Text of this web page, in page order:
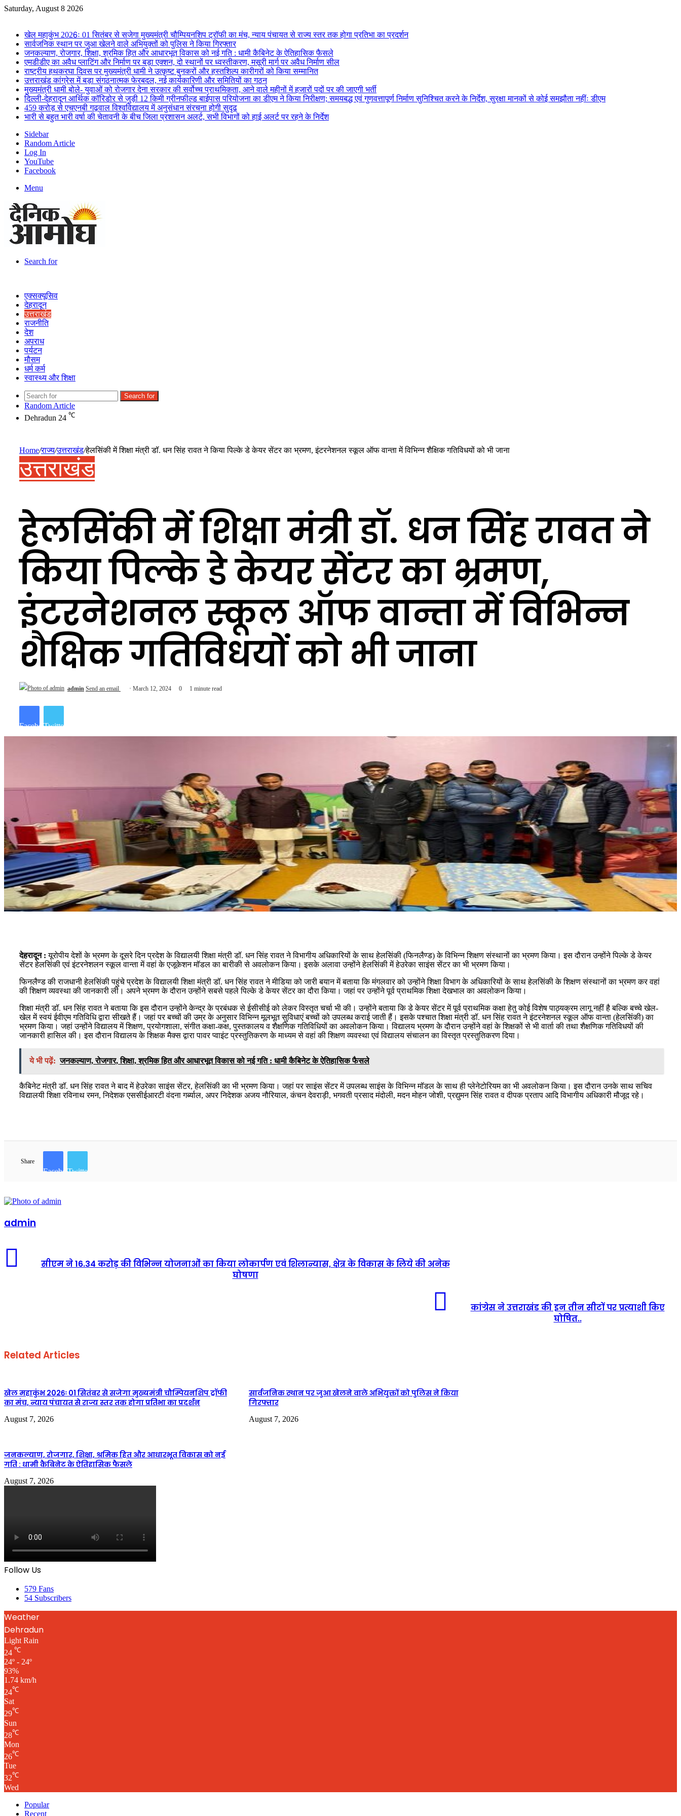
Saturday, August 8 2026
खेल महाकुंभ 2026ः 01 सितंबर से सजेगा मुख्यमंत्री चौम्पियनशिप ट्रॉफी का मंच, न्याय पंचायत से राज्य स्तर तक होगा प्रतिभा का प्रदर्शन
सार्वजनिक स्थान पर जुआ खेलने वाले अभियुक्तों को पुलिस ने किया गिरफ्तार
जनकल्याण, रोजगार, शिक्षा, श्रमिक हित और आधारभूत विकास को नई गति : धामी कैबिनेट के ऐतिहासिक फैसले
एमडीडीए का अवैध प्लाटिंग और निर्माण पर बड़ा एक्शन, दो स्थानों पर ध्वस्तीकरण, मसूरी मार्ग पर अवैध निर्माण सील
राष्ट्रीय हथकरघा दिवस पर मुख्यमंत्री धामी ने उत्कृष्ट बुनकरों और हस्तशिल्प कारीगरों को किया सम्मानित
उत्तराखंड कांग्रेस में बड़ा संगठनात्मक फेरबदल, नई कार्यकारिणी और समितियों का गठन
मुख्यमंत्री धामी बोले- युवाओं को रोजगार देना सरकार की सर्वोच्च प्राथमिकता, आने वाले महीनों में हजारों पदों पर की जाएगी भर्ती
दिल्ली-देहरादून आर्थिक कॉरिडोर से जुड़ी 12 किमी ग्रीनफील्ड बाईपास परियोजना का डीएम ने किया निरीक्षण; समयबद्ध एवं गुणवत्तापूर्ण निर्माण सुनिश्चित करने के निर्देश, सुरक्षा मानकों से कोई समझौता नहींः डीएम
459 करोड़ से एचएनबी गढ़वाल विश्वविद्यालय में अनुसंधान संरचना होगी सुदृढ
भारी से बहुत भारी वर्षा की चेतावनी के बीच जिला प्रशासन अलर्ट, सभी विभागों को हाई अलर्ट पर रहने के निर्देश
Sidebar
Random Article
Log In
YouTube
Facebook
Menu
Search for
एक्सक्यूसिव
देहरादून
उत्तराखंड
राजनीति
देश
अपराध
पर्यटन
मौसम
धर्म कर्म
स्वास्थ्य और शिक्षा
Search for
Random Article
Dehradun 24 ℃
Home/राज्य/उत्तराखंड/हेलसिंकी में शिक्षा मंत्री डॉ. धन सिंह रावत ने किया पिल्के डे केयर सेंटर का भ्रमण, इंटरनेशनल स्कूल ऑफ वान्ता में विभिन्न शैक्षिक गतिविधयों को भी जाना
उत्तराखंड
हेलसिंकी में शिक्षा मंत्री डॉ. धन सिंह रावत ने
किया पिल्के डे केयर सेंटर का भ्रमण,
इंटरनेशनल स्कूल ऑफ वान्ता में विभिन्न
शैक्षिक गतिविधयों को भी जाना
admin Send an email March 12, 2024 0 1 minute read
FacebookTwitter
देहरादून : यूरोपीय देशों के भ्रमण के दूसरे दिन प्रदेश के विद्यालयी शिक्षा मंत्री डॉ. धन सिंह रावत ने विभागीय अधिकारियों के साथ हेलसिंकी (फिनलैण्ड) के विभिन्न शिक्षण संस्थानों का भ्रमण किया। इस दौरान उन्होंने पिल्के डे केयर
सेंटर हेलसिंकी एवं इंटरनेशलन स्कूल वान्ता में वहां के एजूकेशन मॉडल का बारीकी से अवलोकन किया। इसके अलावा उन्होंने हेलसिंकी में हेउरेका साइंस सेंटर का भी भ्रमण किया।
फिनलैण्ड की राजधानी हेलसिंकी पहुंचे प्रदेश के विद्यालयी शिक्षा मंत्री डॉ. धन सिंह रावत ने मीडिया को जारी बयान में बताया कि मंगलवार को उन्होंने शिक्षा विभाग के अधिकारियों के साथ हेलसिंकी के शिक्षण संस्थानों का भ्रमण कर वहां
की शिक्षण व्यवस्था की जानकारी ली। अपने भ्रमण के दौरान उन्होंने सबसे पहले पिल्के डे केयर सेंटर का दौरा किया। जहां पर उन्होंने पूर्व प्राथमिक शिक्षा देखभाल का अवलोकन किया।
शिक्षा मंत्री डॉ. धन सिंह रावत ने बताया कि इस दौरान उन्होंने केन्द्र के प्रबंधक से ईसीसीई को लेकर विस्तृत चर्चा भी की। उन्होंने बताया कि डे केयर सेंटर में पूर्व प्राथमिक कक्षा हेतु कोई विशेष पाठ्यक्रम लागू नहीं है बल्कि बच्चे खेल-
खेल में स्वयं ईवीएम गतिविधि द्वारा सीखते हैं। जहां पर बच्चों की उम्र के अनुसार विभिन्न मूलभूत सुविधाएं बच्चों को उपलब्ध कराई जाती हैं। इसके पश्चात शिक्षा मंत्री डॉ. धन सिंह रावत ने इंटरनेशनल स्कूल ऑफ वान्ता (हेलसिंकी) का
भ्रमण किया। जहां उन्होंने विद्यालय में शिक्षण, प्रयोगशाला, संगीत कक्षा-कक्ष, पुस्तकालय व शैक्षणिक गतिविधियों का अवलोकन किया। विद्यालय भ्रमण के दौरान उन्होंने वहां के शिक्षकों से भी वार्ता की तथा शैक्षणिक गतिविधयों की
जानकारी हासिल की। इस दौरान विद्यालय के शिक्षक मैक्स द्वारा पावर प्वाइंट प्रस्तुतिकरण के माध्यम से वहां की शिक्षण व्यवस्था एवं विद्यालय संचालन का विस्तृत प्रस्तुतिकरण दिया।
ये भी पढ़ें: जनकल्याण, रोजगार, शिक्षा, श्रमिक हित और आधारभूत विकास को नई गति : धामी कैबिनेट के ऐतिहासिक फैसले
कैबिनेट मंत्री डॉ. धन सिंह रावत ने बाद में हेउरेका साइंस सेंटर, हेलसिंकी का भी भ्रमण किया। जहां पर साइंस सेंटर में उपलब्ध साइंस के विभिन्न मॉडल के साथ ही प्लेनेटोरियम का भी अवलोकन किया। इस दौरान उनके साथ सचिव
विद्यालयी शिक्षा रविनाथ रमन, निदेशक एससीईआरटी वंदना गर्ब्याल, अपर निदेशक अजय नौरियाल, कंचन देवराड़ी, भगवती प्रसाद मंदोली, मदन मोहन जोशी, प्रद्युमन सिंह रावत व दीपक प्रताप आदि विभागीय अधिकारी मौजूद रहे।
Share
FacebookTwitter
admin
सीएम ने 16.34 करोड़ की विभिन्न योजनाओं का किया लोकार्पण एवं शिलान्यास, क्षेत्र के विकास के लिये की अनेक
घोषणा
कांग्रेस ने उत्तराखंड की इन तीन सीटों पर प्रत्याशी किए
घोषित..
Related Articles
खेल महाकुंभ 2026ः 01 सितंबर से सजेगा मुख्यमंत्री चौम्पियनशिप ट्रॉफी
का मंच, न्याय पंचायत से राज्य स्तर तक होगा प्रतिभा का प्रदर्शन
August 7, 2026
सार्वजनिक स्थान पर जुआ खेलने वाले अभियुक्तों को पुलिस ने किया
गिरफ्तार
August 7, 2026
जनकल्याण, रोजगार, शिक्षा, श्रमिक हित और आधारभूत विकास को नई
गति : धामी कैबिनेट के ऐतिहासिक फैसले
August 7, 2026
Follow Us
579 Fans
54 Subscribers
Weather
Dehradun
Light Rain
24 ℃
24º - 24º
93%
1.74 km/h
24℃
Sat
29℃
Sun
28℃
Mon
26℃
Tue
32℃
Wed
Popular
Recent